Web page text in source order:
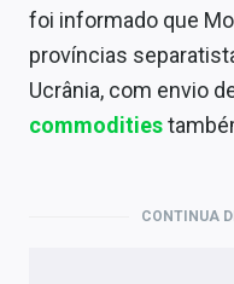
Economia
foi informado que
províncias
Ucrânia, com envio
commodities
CONTINUA